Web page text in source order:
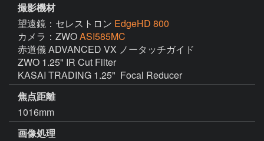
撮影機材
望遠鏡：セレストロン EdgeHD 800
カメラ：ZWOASI585MC
赤道儀 ADVANCED VX ノータッチガイド
ZWO 1.25" IR Cut Filter
KASAI TRADING 1.25"  Focal Reducer
焦点距離
1016mm
画像処理